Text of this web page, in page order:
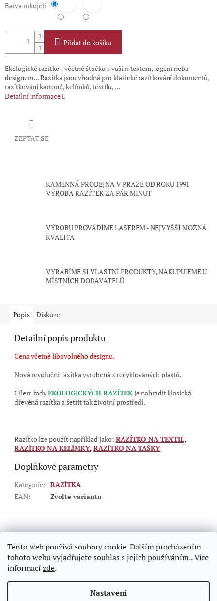
Tento web používá soubory cookie. Dalším procházením
tohoto webu vyjadřujete souhlas s jejich používáním.. Více
informacízde.
Nastavení
Barva rukojeti
Přidat do košíku
Ekologické razítko - včetně štočku s vaším textem, logem nebo
designem... Razítka jsou vhodná pro klasické razítkování dokumentů,
razítkování kartonů, kelímků, textilu, ...
Detailní informace
ZEPTAT SE
KAMENNÁ PRODEJNA V PRAZE OD ROKU 1991
VÝROBA RAZÍTEK ZA PÁR MINUT
VÝROBU PROVÁDÍME LASEREM - NEJVYŠŠÍ MOŽNÁ
KVALITA
VYRÁBÍME SI VLASTNÍ PRODUKTY, NAKUPUJEME U
MÍSTNÍCH DODAVATELŮ
Popis Diskuze
Detailní popis produktu
Cena včetně libovolného designu.
Nová revoluční razítka vyrobená z recyklovaných plastů.
Cílem řadyEKOLOGICKÝCH RAZÍTEKje nahradit klasická
dřevěná razítka a šetřit tak životní prostředí.
Razítko lze použít například jako: RAZÍTKO NA TEXTIL,
RAZÍTKO NA KELÍMKY, RAZÍTKO NA TAŠKY
Doplňkové parametry
Kategorie: RAZÍTKA
EAN: Zvolte variantu
á